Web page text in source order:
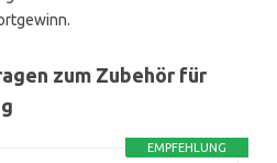
zum Zubehör für
EMPFEHLUNG